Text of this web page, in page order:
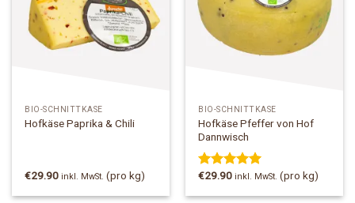
Add to
Wishlist
BIO-SCHNITTKÄSE
Hofkäse Paprika & Chili
€29.90 inkl. MwSt. (pro kg)
Add to
Wishlist
BIO-SCHNITTKÄSE
Hofkäse Pfeffer von Hof
Dannwisch
Bewertet mit
€29.90 inkl. MwSt. (pro kg)